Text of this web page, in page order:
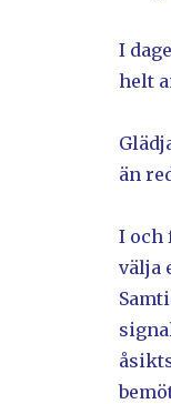
I
helt
än
I och
välja